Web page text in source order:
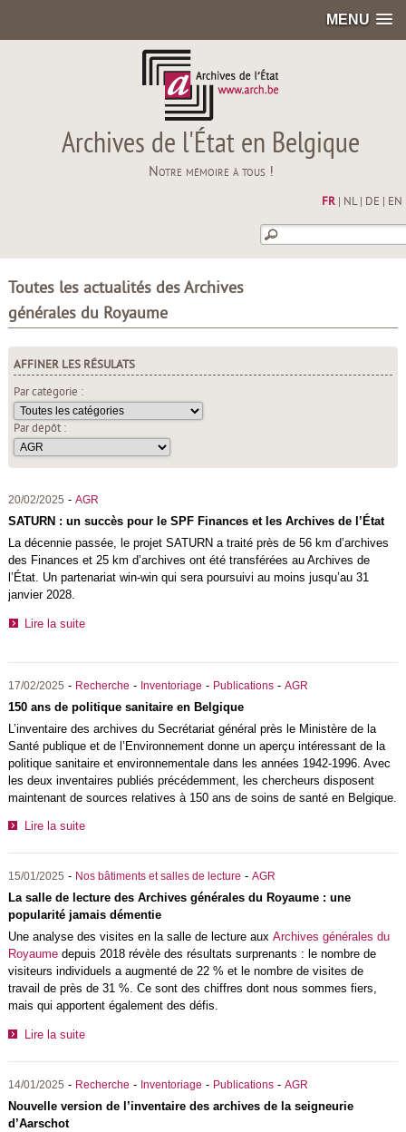
MENU
Archives de l'État en Belgique
Notre mémoire à tous !
FR| NL| DE EN
Toutes les actualités des Archives
générales du Royaume
AFFINER LES RÉSULATS
Par catégorie :
Par dépôt :
20/02/2025 - AGR
SATURN : un succès pour le SPF Finances et les Archives de l’État
La décennie passée, le projet SATURN a traité près de 56 km d’archives
des Finances et 25 km d’archives ont été transférées au Archives de
l’État. Un partenariat win-win qui sera poursuivi au moins jusqu’au 31
janvier 2028.
Lire la suite
17/02/2025 - Recherche - Inventoriage - Publications- AGR
150 ans de politique sanitaire en Belgique
L’inventaire des archives du Secrétariat général près le Ministère de la
Santé publique et de l’Environnement donne un aperçu intéressant de la
politique sanitaire et environnementale dans les années 1942-1996. Avec
les deux inventaires publiés précédemment, les chercheurs disposent
maintenant de sources relatives à 150 ans de soins de santé en Belgique.
Lire la suite
15/01/2025 - Nos bâtiments et salles de lecture - AGR
La salle de lecture des Archives générales du Royaume : une
popularité jamais démentie
Une analyse des visites en la salle de lecture aux Archives générales du
Royaumedepuis 2018 révèle des résultats surprenants : le nombre de
visiteurs individuels a augmenté de 22 % et le nombre de visites de
travail de près de 31 %. Ce sont des chiffres dont nous sommes fiers,
mais qui apportent également des défis.
Lire la suite
14/01/2025 - Recherche - Inventoriage - Publications- AGR
Nouvelle version de l’inventaire des archives de la seigneurie
d’Aarschot